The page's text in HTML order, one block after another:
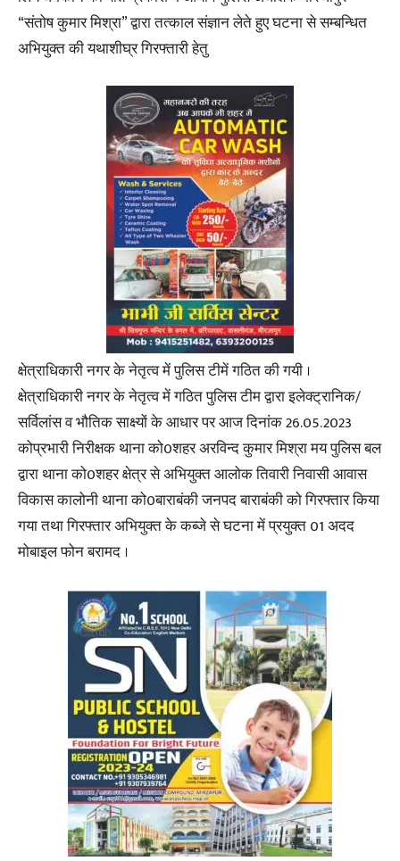
“संतोष कुमार मिश्रा” द्वारा तत्काल संज्ञान लेते हुए घटना से सम्बन्धित
अभियुक्त की यथाशीघ्र गिरफ्तारी हेतु
क्षेत्राधिकारी नगर के नेतृत्व में पुलिस टीमें गठित की गयी ।
क्षेत्राधिकारी नगर के नेतृत्व में गठित पुलिस टीम द्वारा इलेक्ट्रानिक/
सर्विलांस व भौतिक साक्ष्यों के आधार पर आज दिनांक 26.05.2023
कोप्रभारी निरीक्षक थाना को0शहर अरविन्द कुमार मिश्रा मय पुलिस बल
द्वारा थाना को0शहर क्षेत्र से अभियुक्त आलोक तिवारी निवासी आवास
विकास कालोनी थाना को0बाराबंकी जनपद बाराबंकी को गिरफ्तार किया
गया तथा गिरफ्तार अभियुक्त के कब्जे से घटना में प्रयुक्त 01 अदद
मोबाइल फोन बरामद ।